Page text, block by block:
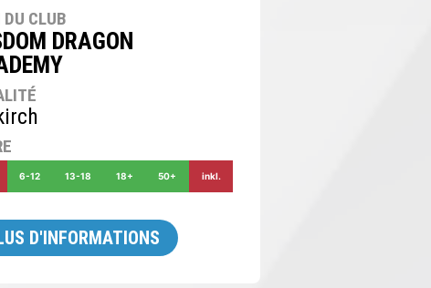
CLUB
DRAGON
6-12 13-18 18+ 50+ inkl.
D'INFORMATIONS